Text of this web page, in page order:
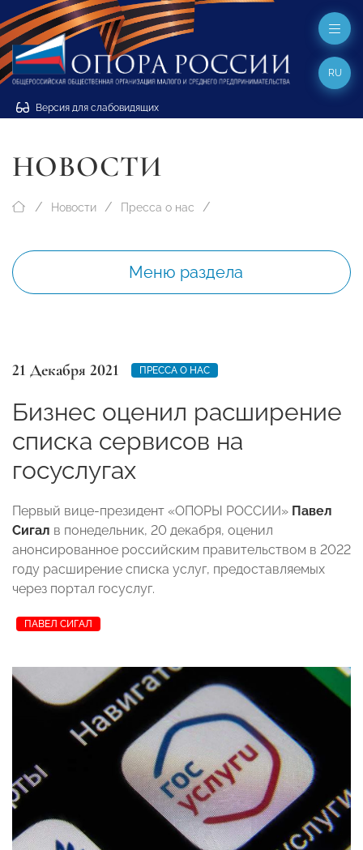
Версия для слабовидящих
RU
НОВОСТИ
Новости Пресса о нас
Меню раздела
21 Декабря 2021 ПРЕССА О НАС
Бизнес оценил расширение
списка сервисов на
госуслугах
Первый вице-президент «ОПОРЫ РОССИИ» Павел
Сигал в понедельник, 20 декабря, оценил
анонсированное российским правительством в 2022
году расширение списка услуг, предоставляемых
через портал госуслуг.
ПАВЕЛ СИГАЛ